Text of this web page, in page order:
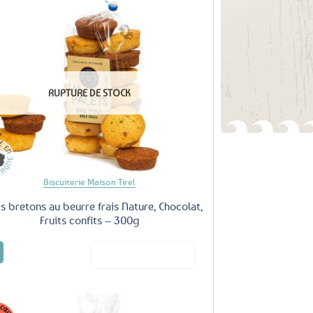
du jeu de palet breton, palet en fonte lancé
n’est pas doré à l’oeuf contrairement à sa
RUPTURE DE STOCK
Biscuiterie Maison Tirel
bretons au beurre frais Nature, Chocolat,
Fruits confits – 300g